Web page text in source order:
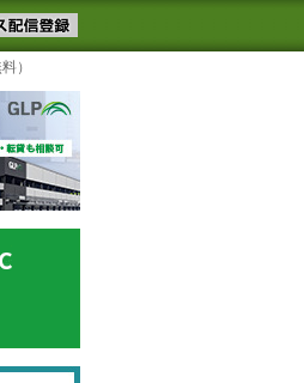
ニュースメール配信を登録す
マ
）